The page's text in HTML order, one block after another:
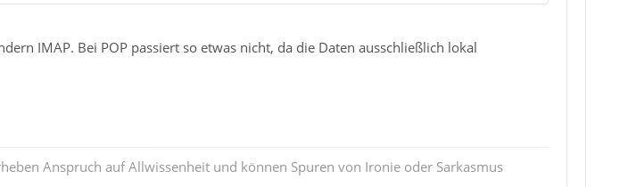
IMAP. Bei POP passiert so etwas nicht, da die Daten ausschließlich lokal
Anspruch auf Allwissenheit und können Spuren von Ironie oder Sarkasmus